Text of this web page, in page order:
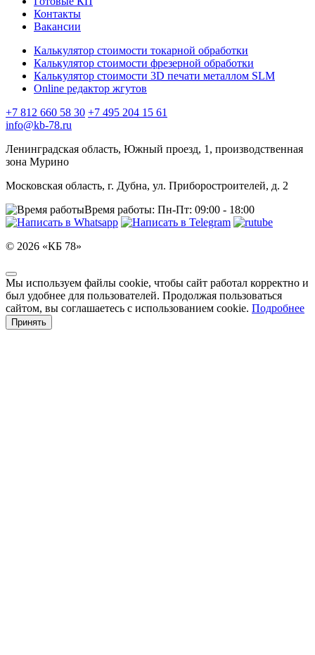
Контакты
Вакансии
Калькулятор стоимости токарной обработки
Калькулятор стоимости фрезерной обработки
Калькулятор стоимости 3D печати металлом SLM
Online редактор жгутов
+7 812 660 58 30 +7 495 204 15 61
info@kb-78.ru
Ленинградская область, Южный проезд, 1, производственная
зона Мурино
Московская область, г. Дубна, ул. Приборостроителей, д. 2
Время работы: Пн-Пт: 09:00 - 18:00
© 2026 «КБ 78»
Мы используем файлы cookie, чтобы сайт работал корректно и
был удобнее для пользователей. Продолжая пользоваться
сайтом, вы соглашаетесь с использованием cookie. Подробнее
Принять